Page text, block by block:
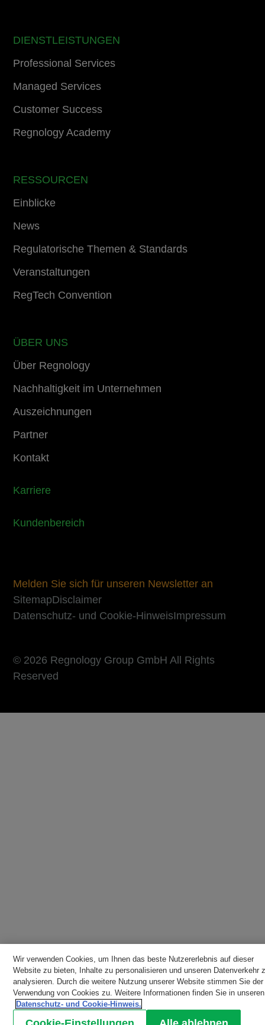
DIENSTLEISTUNGEN
Professional Services
Managed Services
Customer Success
Regnology Academy
RESSOURCEN
Einblicke
News
Regulatorische Themen & Standards
Veranstaltungen
RegTech Convention
ÜBER UNS
Über Regnology
Nachhaltigkeit im Unternehmen
Auszeichnungen
Partner
Kontakt
Karriere
Kundenbereich
Melden Sie sich für unseren Newsletter an
SitemapDisclaimer
Datenschutz- und Cookie-HinweisImpressum
© 2026 Regnology Group GmbH All Rights
Reserved
Wir verwenden Cookies, um Ihnen das beste Nutzererlebnis auf dieser
Website zu bieten, Inhalte zu personalisieren und unseren Datenverkehr
analysieren. Durch die weitere Nutzung unserer Website stimmen Sie der
Verwendung von Cookies zu. Weitere Informationen finden Sie in unseren
Datenschutz- und Cookie-Hinweis.